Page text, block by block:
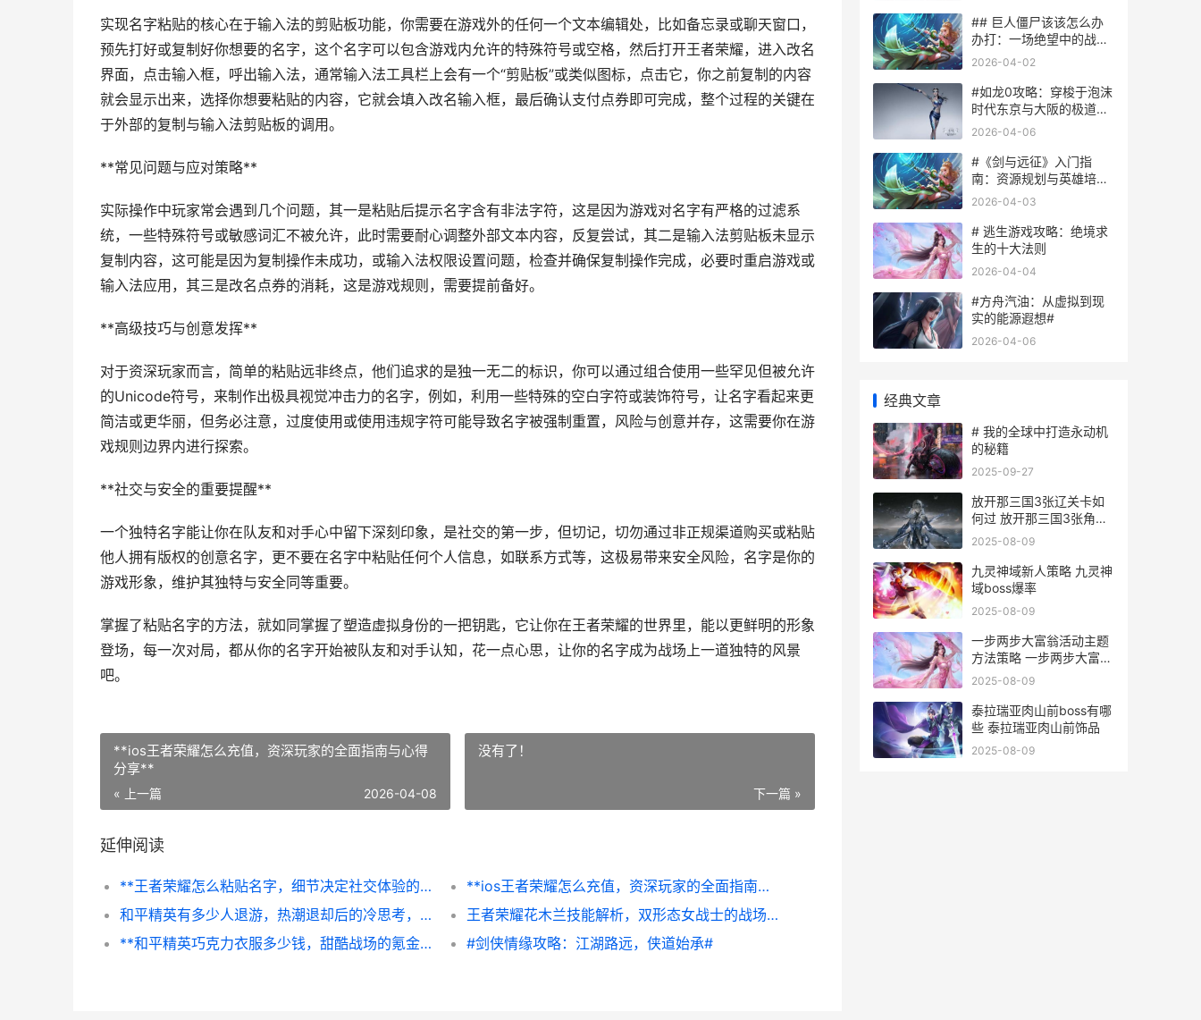
实现名字粘贴的核心在于输入法的剪贴板功能，你需要在游戏外的任何一个文本编辑处，比如备忘录或聊天窗口，
预先打好或复制好你想要的名字，这个名字可以包含游戏内允许的特殊符号或空格，然后打开王者荣耀，进入改名
界面，点击输入框，呼出输入法，通常输入法工具栏上会有一个“剪贴板”或类似图标，点击它，你之前复制的内容
就会显示出来，选择你想要粘贴的内容，它就会填入改名输入框，最后确认支付点券即可完成，整个过程的关键在
于外部的复制与输入法剪贴板的调用。
**常见问题与应对策略**
实际操作中玩家常会遇到几个问题，其一是粘贴后提示名字含有非法字符，这是因为游戏对名字有严格的过滤系
统，一些特殊符号或敏感词汇不被允许，此时需要耐心调整外部文本内容，反复尝试，其二是输入法剪贴板未显示
复制内容，这可能是因为复制操作未成功，或输入法权限设置问题，检查并确保复制操作完成，必要时重启游戏或
输入法应用，其三是改名点券的消耗，这是游戏规则，需要提前备好。
**高级技巧与创意发挥**
对于资深玩家而言，简单的粘贴远非终点，他们追求的是独一无二的标识，你可以通过组合使用一些罕见但被允许
的Unicode符号，来制作出极具视觉冲击力的名字，例如，利用一些特殊的空白字符或装饰符号，让名字看起来更
简洁或更华丽，但务必注意，过度使用或使用违规字符可能导致名字被强制重置，风险与创意并存，这需要你在游
戏规则边界内进行探索。
**社交与安全的重要提醒**
一个独特名字能让你在队友和对手心中留下深刻印象，是社交的第一步，但切记，切勿通过非正规渠道购买或粘贴
他人拥有版权的创意名字，更不要在名字中粘贴任何个人信息，如联系方式等，这极易带来安全风险，名字是你的
游戏形象，维护其独特与安全同等重要。
掌握了粘贴名字的方法，就如同掌握了塑造虚拟身份的一把钥匙，它让你在王者荣耀的世界里，能以更鲜明的形象
登场，每一次对局，都从你的名字开始被队友和对手认知，花一点心思，让你的名字成为战场上一道独特的风景
吧。
**ios王者荣耀怎么充值，资深玩家的全面指南与心得
分享**
« 上一篇 2026-04-08
没有了！
下一篇 »
延伸阅读
**王者荣耀怎么粘贴名字，细节决定社交体验的副标题**
**ios王者荣耀怎么充值，资深玩家的全面指南与心得分享**
和平精英有多少人退游，热潮退却后的冷思考，风光背后玩家为何离去
王者荣耀花木兰技能解析，双形态女战士的战场艺术，副标题，轻剑沉默与重剑爆发的交响诗
**和平精英巧克力衣服多少钱，甜酷战场的氪金艺术**
#剑侠情缘攻略：江湖路远，侠道始承#
## 巨人僵尸该该怎么办
办打：一场绝望中的战术
拆解与生存哲学
2026-04-02
#如龙0攻略：穿梭于泡沫
时代东京与大阪的极道史
诗#
2026-04-06
#《剑与远征》入门指
南：资源规划与英雄培养
核心思路#
2026-04-03
# 逃生游戏攻略：绝境求
生的十大法则
2026-04-04
#方舟汽油：从虚拟到现
实的能源遐想#
2026-04-06
经典文章
# 我的全球中打造永动机
的秘籍
2025-09-27
放开那三国3张辽关卡如
何过 放开那三国3张角阵
容
2025-08-09
九灵神域新人策略 九灵神
域boss爆率
2025-08-09
一步两步大富翁活动主题
方法策略 一步两步大富翁
活动红墙怎么得
2025-08-09
泰拉瑞亚肉山前boss有哪
些 泰拉瑞亚肉山前饰品
2025-08-09